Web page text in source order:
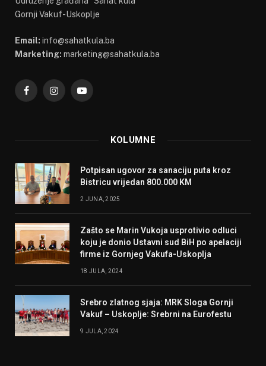
Gornji Vakuf-Uskoplje
Email: info@sahatkula.ba
Marketing: marketing@sahatkula.ba
FacebookInstagramYouTube
KOLUMNE
Potpisan ugovor za sanaciju puta kroz
Bistricu vrijedan 800.000 KM
2 JUNA, 2025
Zašto se Marin Vukoja usprotivio odluci
koju je donio Ustavni sud BiH po apelaciji
firme iz Gornjeg Vakufa-Uskoplja
18 JULA, 2024
Srebro zlatnog sjaja: MRK Sloga Gornji
Vakuf – Uskoplje: Srebrni na Eurofestu
9 JULA, 2024